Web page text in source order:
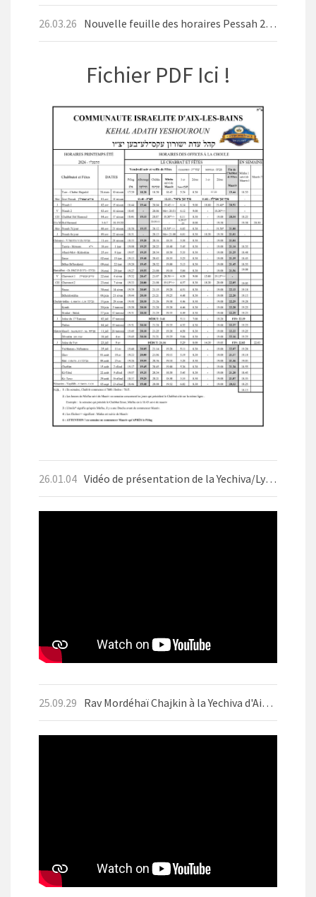
26.03.26 Nouvelle feuille des horaires Pessah 2026
Fichier PDF Ici !
26.01.04 Vidéo de présentation de la Yechiva/Lycée d'Aix-les-Bains
25.09.29 Rav Mordéhaï Chajkin à la Yechiva d'Aix-les-Bains en septembre 2025 avant Yom Kippour